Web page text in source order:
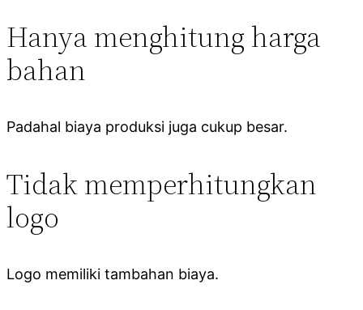
Hanya menghitung harga
bahan
Padahal biaya produksi juga cukup besar.
Tidak memperhitungkan
logo
Logo memiliki tambahan biaya.